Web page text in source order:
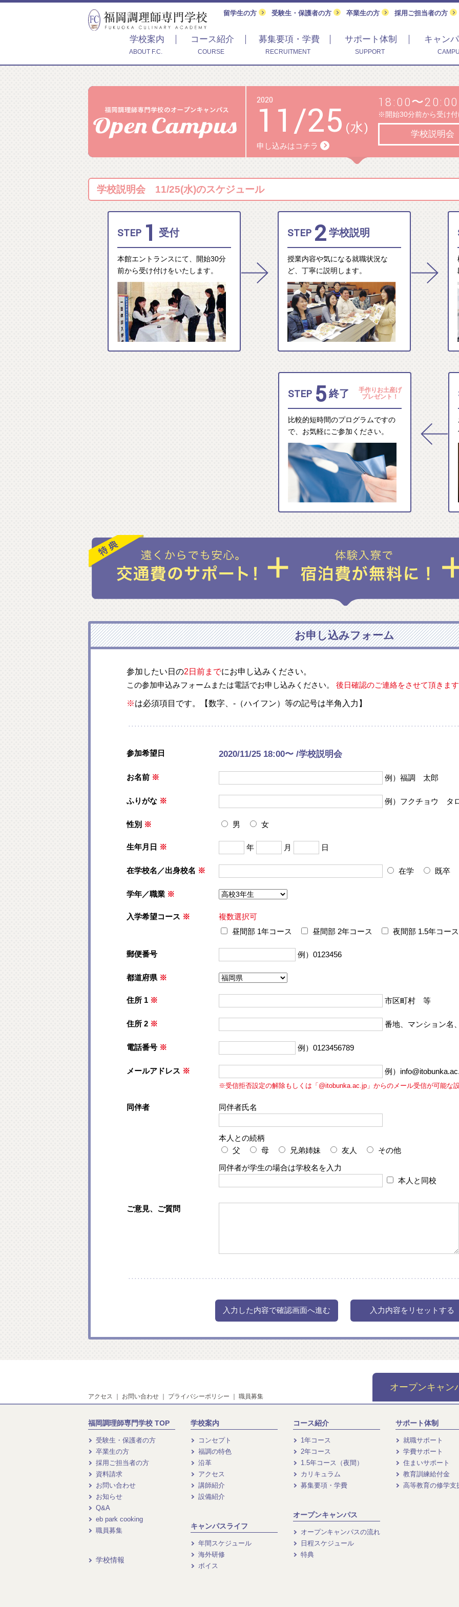
留学生の方 受験生・保護者の方 卒業生の方 採用ご担当者の方
学校案内
ABOUT F.C.
コース紹介
COURSE
募集要項・学費
RECRUITMENT
サポート体制
SUPPORT
キャン
2020
11/25 (水)
申し込みはコチラ
18:00〜20:00
※開始30分前から受け
学校説明会
学校説明会 11/25(水)のスケジュール
STEP 1 受付
本館エントランスにて、開始30分
前から受け付けをいたします。
STEP 2 学校説明
授業内容や気になる就職状況な
ど、丁寧に説明します。
STEP 5 終了
手作りお土産げ
プレゼント！
比較的短時間のプログラムですの
で、お気軽にご参加ください。
お申し込みフォーム
参加したい日の2日前までにお申し込みください。
この参加申込みフォームまたは電話でお申し込みください。 後日確認のご連絡をさせて頂きま
※は必須項目です。【数字、-（ハイフン）等の記号は半角入力】
参加希望日 2020/11/25 18:00〜 /学校説明会
お名前 ※ 例）福調 太郎
ふりがな ※ 例）フクチョウ タ
性別 ※ 男 女
生年月日 ※ 年 月 日
在学校名／出身校名 ※ 在学 既卒
学年／職業 ※
入学希望コース ※
複数選択可
昼間部 1年コース
昼間部 2年コース 夜間部 1.5年コース
郵便番号 例）0123456
都道府県 ※
住所 1 ※ 市区町村 等
住所 2 ※ 番地、マンション
電話番号 ※ 例）0123456789
メールアドレス ※ 例）
※受信拒否設定の解除もしくは「@itobunka.ac.jp」からのメール受信が可能な
同伴者 同伴者氏名
本人との続柄
父
母 兄弟姉妹 友人
その他
同伴者が学生の場合は学校名を入力
本人と同校
ご意見、ご質問
アクセス お問い合わせ プライバシーポリシー 職員募集
オープンキャン
福岡調理師専門学校 TOP
受験生・保護者の方
卒業生の方
採用ご担当者の方
資料請求
お問い合わせ
お知らせ
Q&A
eb park cooking
職員募集
学校情報
学校案内
コンセプト
福調の特色
沿革
アクセス
講師紹介
設備紹介
キャンパスライフ
年間スケジュール
海外研修
ボイス
コース紹介
1年コース
2年コース
1.5年コース（夜間）
カリキュラム
募集要項・学費
オープンキャンパス
オープンキャンパスの流れ
日程スケジュール
特典
サポート体制
就職サポート
学費サポート
住まいサポート
教育訓練給付金
高等教育の修学支